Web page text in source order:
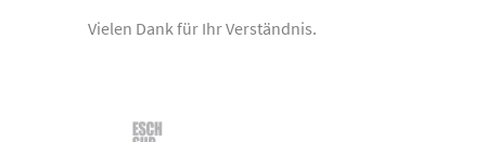
Vielen Dank für Ihr Verständnis.